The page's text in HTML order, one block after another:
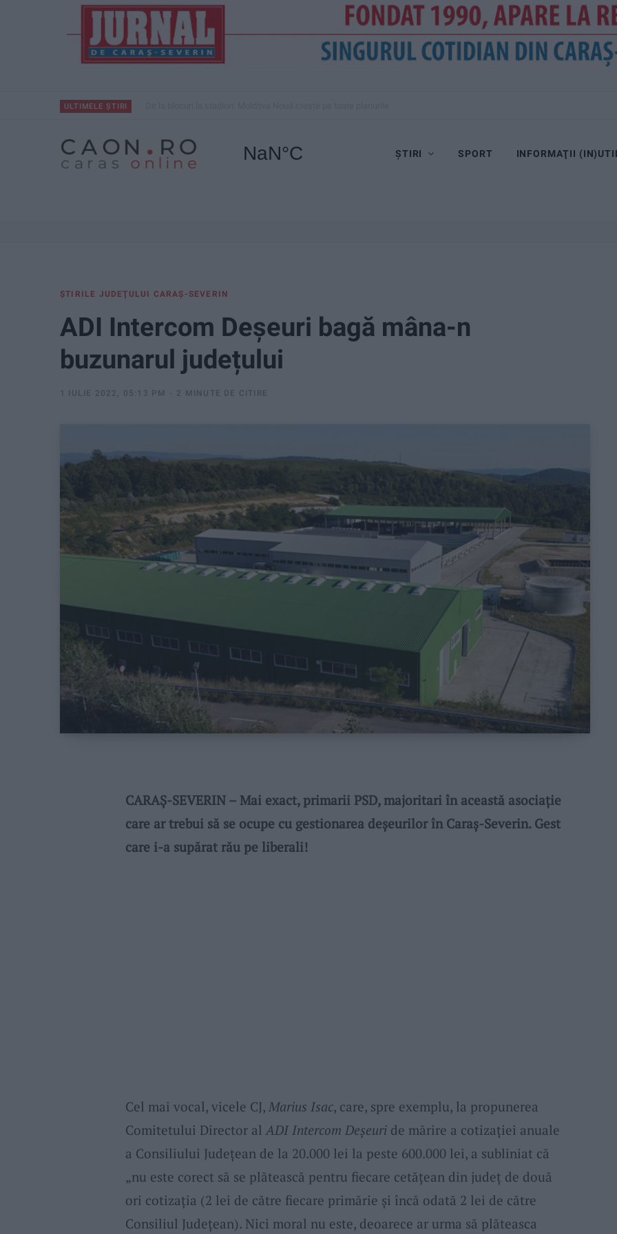
ULTIMELE ȘTIRI
ȘTIRI SPORT INFORMAŢII
ŞTIRILE JUDEŢULUI CARAŞ-SEVERIN
ADI Intercom Deșeuri bagă mâna-n
buzunarul județului
1 IULIE 2022, 05:13 PM 2 MINUTE DE CITIRE
CARAȘ-SEVERIN – Mai exact, primarii PSD, majoritari în această asociație
care ar trebui să se ocupe cu gestionarea deșeurilor în Caraș-Severin. Gest
care i-a supărat rău pe liberali!
Cel mai vocal, vicele CJ, Marius Isac, care, spre exemplu, la propunerea
Comitetului Director al ADI Intercom Deșeuride mărire a cotizației anuale
a Consiliului Județean de la 20.000 lei la peste 600.000 lei, a subliniat că
„nu este corect să se plătească pentru fiecare cetățean din județ de două
ori cotizația (2 lei de către fiecare primărie și încă odată 2 lei de către
Consiliul Județean). Nici moral nu este, deoarece ar urma să plăteasca